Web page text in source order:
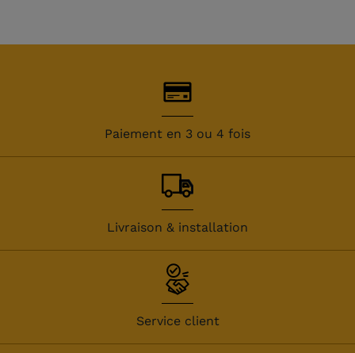
Paiement en 3 ou 4 fois
Livraison & installation
Service client